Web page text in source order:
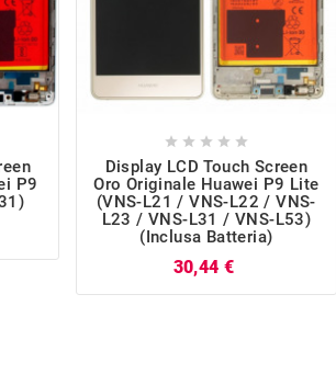
P9
    
Display LCD Touch Screen
Oro Originale Huawei P9 Lite
(VNS-L21 / VNS-L22 / VNS-
L23 / VNS-L31 / VNS-L53)
(inclusa Batteria)
30,44 €